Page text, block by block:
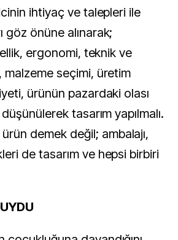
ihtiyaç ve talepleri ile
göz önüne alınarak;
ergonomi, teknik ve
malzeme seçimi, üretim
ürünün pazardaki olası
tasarım yapılmalı.
demek değil; ambalajı,
de tasarım ve hepsi birbiri